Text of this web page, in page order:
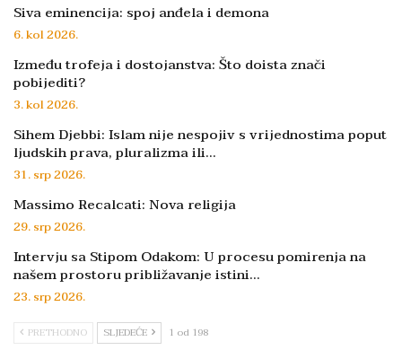
Siva eminencija: spoj anđela i demona
6. kol 2026.
Između trofeja i dostojanstva: Što doista znači
pobijediti?
3. kol 2026.
Sihem Djebbi: Islam nije nespojiv s vrijednostima poput
ljudskih prava, pluralizma ili…
31. srp 2026.
Massimo Recalcati: Nova religija
29. srp 2026.
Intervju sa Stipom Odakom: U procesu pomirenja na
našem prostoru približavanje istini…
23. srp 2026.
PRETHODNO SLJEDEĆE 1 od 198